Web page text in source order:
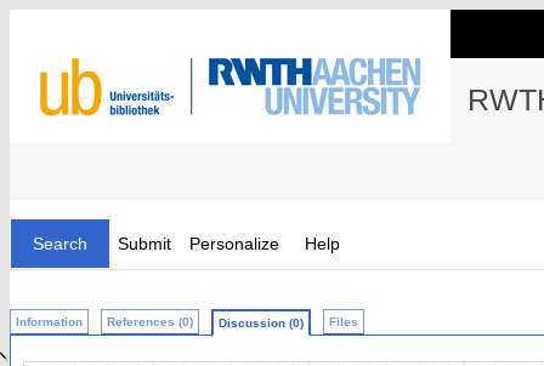
Search Submit Personalize Help
Information References (0) Discussion (0) Files